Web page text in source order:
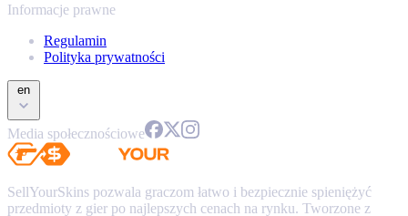
Informacje prawne
Regulamin
Polityka prywatności
en
Media społecznościowe
SellYourSkins pozwala graczom łatwo i bezpiecznie spieniężyć
przedmioty z gier po najlepszych cenach na rynku. Tworzone z